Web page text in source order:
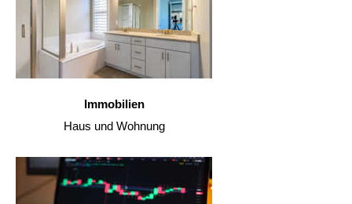
Immobilien
Haus und Wohnung